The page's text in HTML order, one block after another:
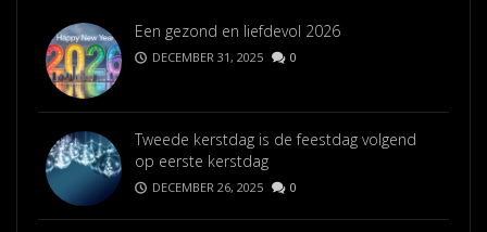
Een gezond en liefdevol 2026
DECEMBER 31, 2025 0
Tweede kerstdag is de feestdag volgend
op eerste kerstdag
DECEMBER 26, 2025 0